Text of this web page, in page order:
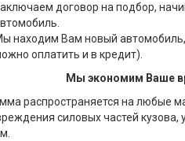
договор на подбор,
находим Вам новый
оплатить и в кредит).
Мы экономим Ваше
распространяется на любые
силовых частей